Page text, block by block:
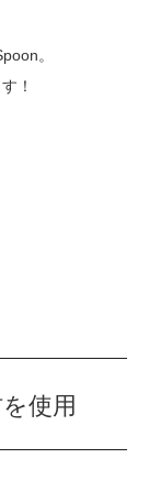
。
！
使用